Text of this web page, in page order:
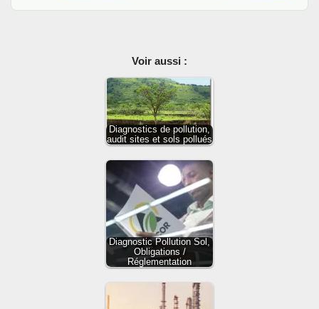
Voir aussi :
Diagnostics de pollution,
audit sites et sols pollués
Diagnostic Pollution Sol,
Obligations /
Réglementation